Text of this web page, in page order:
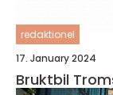
redaktionel
17. January 2024
Bruktbil